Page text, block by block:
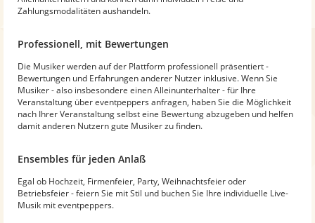
Zahlungsmodalitäten aushandeln.
Professionell, mit Bewertungen
Die Musiker werden auf der Plattform professionell präsentiert -
Bewertungen und Erfahrungen anderer Nutzer inklusive. Wenn Sie
Musiker - also insbesondere einen Alleinunterhalter - für Ihre
Veranstaltung über eventpeppers anfragen, haben Sie die Möglichkeit
nach Ihrer Veranstaltung selbst eine Bewertung abzugeben und helfen
damit anderen Nutzern gute Musiker zu finden.
Ensembles für jeden Anlaß
Egal ob Hochzeit, Firmenfeier, Party, Weihnachtsfeier oder
Betriebsfeier - feiern Sie mit Stil und buchen Sie Ihre individuelle Live-
Musik mit eventpeppers.